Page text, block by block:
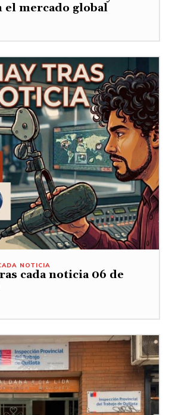
el mercado global
NOTICIA
cada noticia 06 de